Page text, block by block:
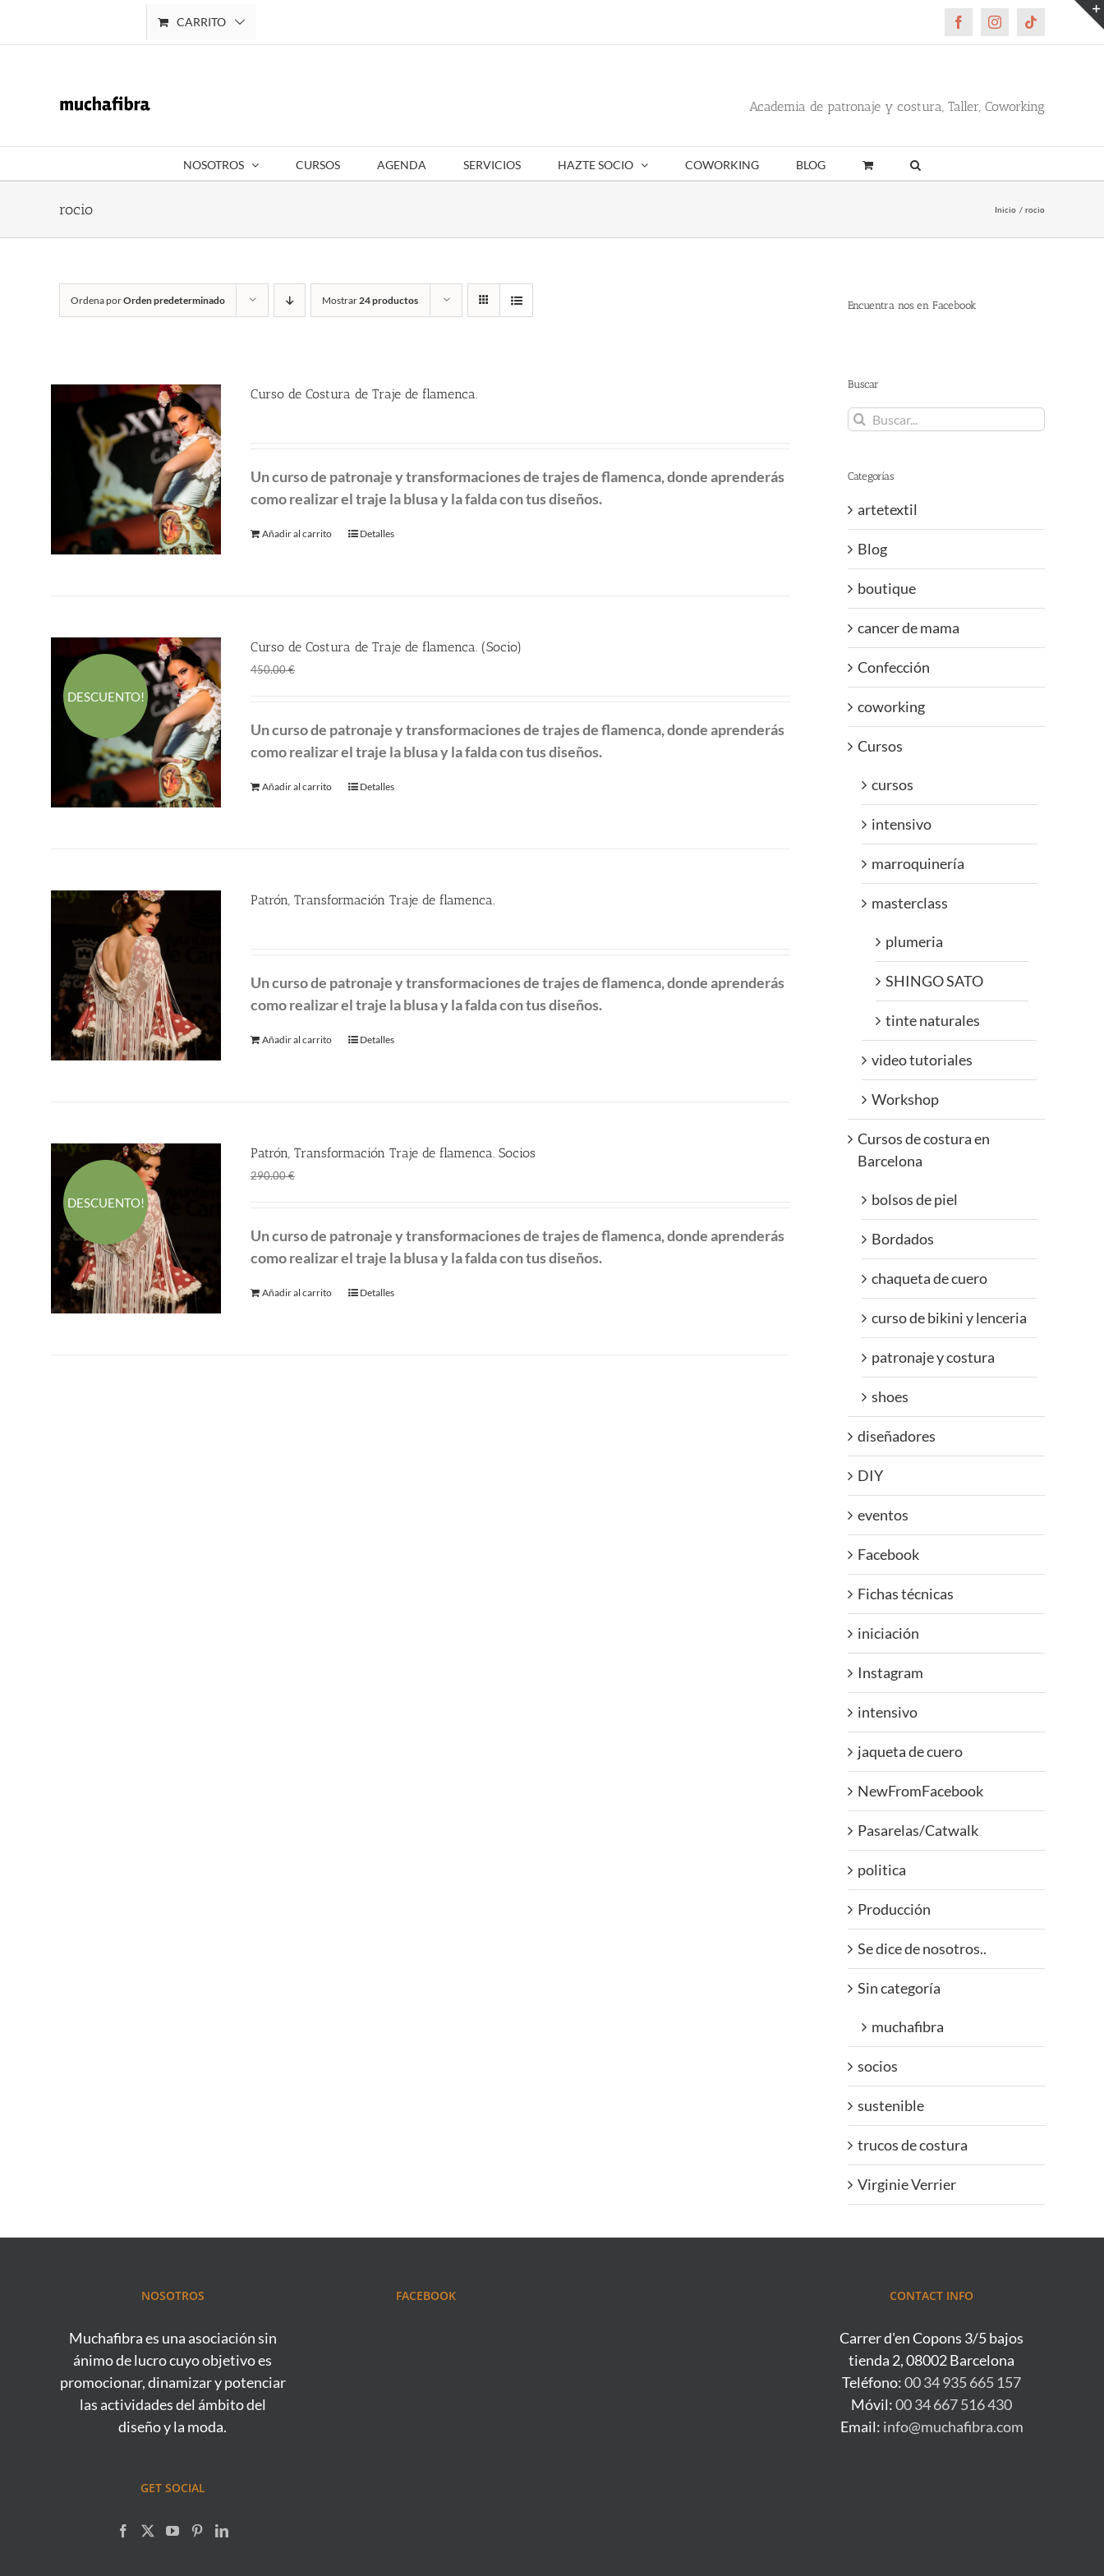
CARRITO FacebookInstagramTiktok
Academia de patronaje y costura, Taller, Coworking
NOSOTROS CURSOS AGENDA SERVICIOS HAZTE SOCIO COWORKING BLOG
rocio Inicio rocio
Ordena porOrden predeterminado Mostrar24 productos
Curso de Costura de Traje de flamenca.
Un curso de patronaje y transformaciones detrajes de flamenca, donde aprenderás
como realizar el traje la blusa y la falda con tus diseños.
Añadir al carrito Detalles
DESCUENTO!
Curso de Costura de Traje de flamenca. (Socio)
450.00€
era:
450.00 €.
es:
360.00 €.
Un curso de patronaje y transformaciones detrajes de flamenca, donde aprenderás
como realizar el traje la blusa y la falda con tus diseños.
Añadir al carrito Detalles
Patrón, Transformación Traje de flamenca.
Un curso de patronaje y transformaciones detrajes de flamenca, donde aprenderás
como realizar el traje la blusa y la falda con tus diseños.
Añadir al carrito Detalles
DESCUENTO!
Patrón, Transformación Traje de flamenca. Socios
290.00€
era:
290.00 €.
es:
190.00 €.
Un curso de patronaje y transformaciones detrajes de flamenca, donde aprenderás
como realizar el traje la blusa y la falda con tus diseños.
Añadir al carrito Detalles
Encuentra nos en Facebook
Buscar
Buscar:
Categorías
artetextil
Blog
boutique
cancer de mama
Confección
coworking
Cursos
cursos
intensivo
marroquinería
masterclass
plumeria
SHINGO SATO
tinte naturales
video tutoriales
Workshop
Cursos de costura en
Barcelona
bolsos de piel
Bordados
chaqueta de cuero
curso de bikini y lenceria
patronaje y costura
shoes
diseñadores
DIY
eventos
Facebook
Fichas técnicas
iniciación
Instagram
intensivo
jaqueta de cuero
NewFromFacebook
Pasarelas/Catwalk
politica
Producción
Se dice de nosotros..
Sin categoría
muchafibra
socios
sustenible
trucos de costura
Virginie Verrier
NOSOTROS
Muchafibra es una asociación sin
ánimo de lucro cuyo objetivo es
promocionar, dinamizar y potenciar
las actividades del ámbito del
diseño y la moda.
GET SOCIAL
FACEBOOK CONTACT INFO
Carrer d'en Copons 3/5 bajos
tienda 2, 08002 Barcelona
Teléfono:00 34 935 665 157
Móvil:00 34 667 516 430
Email: info@muchafibra.com